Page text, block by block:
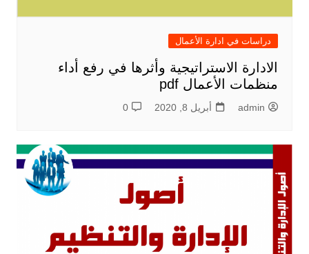
دراسات في ادارة الأعمال
الادارة الاستراتيجية وأثرها في رفع أداء
منظمات الأعمال pdf
admin أبريل 8, 2020 0